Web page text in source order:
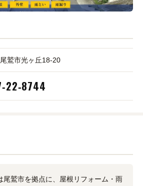
鷲市光ヶ丘18‑20
尾鷲市を拠点に、屋根リフォーム・雨